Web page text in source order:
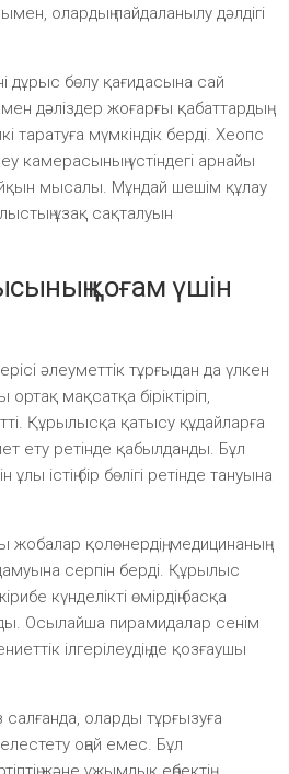
олардың пайдаланылу дәлдігі
дұрыс бөлу қағидасына сай
дәліздер жоғарғы қабаттардың
таратуға мүмкіндік берді. Хеопс
камерасының үстіндегі арнайы
мысалы. Мұндай шешім құлау
ұзақ сақталуын
қоғам үшін
әлеуметтік тұрғыдан да үлкен
мақсатқа біріктіріп,
Құрылысқа қатысу құдайларға
ету ретінде қабылданды. Бұл
істің бір бөлігі ретінде тануына
қолөнердің, медицинаның
серпін берді. Құрылыс
күнделікті өмірдің басқа
Осылайша пирамидалар сенім
ілгерілеудің де қозғаушы
салғанда, оларды тұрғызуға
оңай емес. Бұл